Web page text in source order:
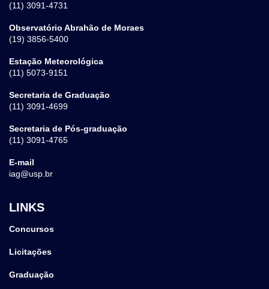
(11) 3091-4731
Observatório Abrahão de Moraes
(19) 3856-5400
Estação Meteorológica
(11) 5073-9151
Secretaria de Graduação
(11) 3091-4699
Secretaria de Pós-graduação
(11) 3091-4765
E-mail
iag@usp.br
LINKS
Concursos
Licitações
Graduação